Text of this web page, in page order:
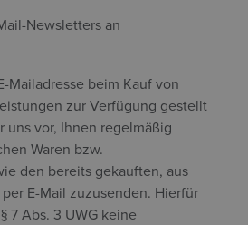
Newsletters an
Mailadresse beim Kauf von
zur Verfügung gestellt
uns vor, Ihnen regelmäßig
Waren bzw.
den bereits gekauften, aus
E-Mail zuzusenden. Hierfür
7 Abs. 3 UWG keine